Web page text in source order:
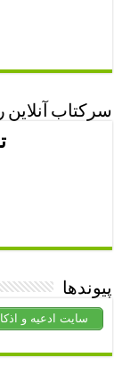
سرکتاب آنلاین
پیوندها
سایت ادعیه و